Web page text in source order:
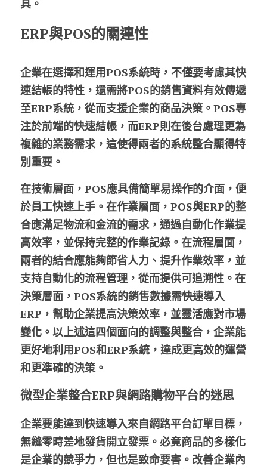
具。
ERP與POS的關連性
企業在選擇和運用POS系統時，不僅要考慮其快
速結帳的特性，還需將POS的銷售資料有效傳遞
至ERP系統，從而支援企業的商品決策。POS專
注於前端的快速結帳，而ERP則在後台處理更為
複雜的業務需求，這使得兩者的系統整合顯得特
別重要。
在技術層面，POS應具備簡單易操作的介面，便
於員工快速上手。在作業層面，POS與ERP的整
合應滿足物流和金流的需求，通過自動化作業提
高效率，並保持完整的作業記錄。在流程層面，
兩者的結合應能夠節省人力、提升作業效率，並
支持自動化的流程管理，從而提供可追溯性。在
決策層面，POS系統的銷售數據需快速導入
ERP，幫助企業提高決策效率，並靈活應對市場
變化。以上述這四個面向的調整與整合，企業能
更好地利用POS和ERP系統，達成更高效的運營
和更準確的決策。
微型企業整合ERP與網路購物平台的迷思
企業要能達到快速導入來自網路平台訂單目標，
無縫零時差地發貨開立發票。必竟商品的多樣化
是企業的競爭力，但也是致命要害。改善企業內